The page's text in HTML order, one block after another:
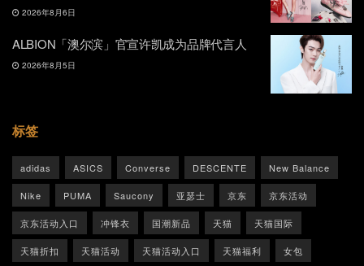
2026年8月6日
ALBION「澳尔滨」官宣许凯成为品牌代言人
2026年8月5日
标签
adidas ASICS Converse DESCENTE New Balance
Nike PUMA Saucony 亚瑟士 京东 京东活动
京东活动入口 冲锋衣 国潮新品 天猫 天猫国际
天猫折扣 天猫活动 天猫活动入口 天猫福利 女包